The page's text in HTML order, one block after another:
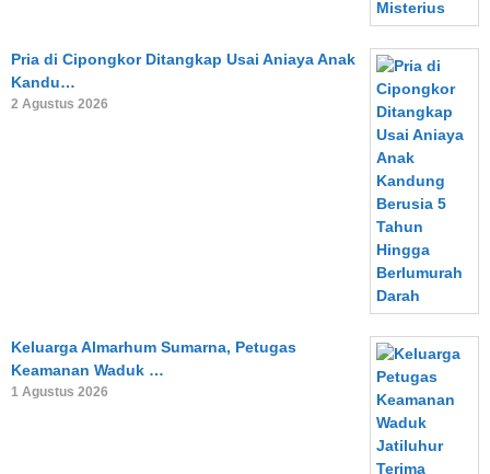
Pria di Cipongkor Ditangkap Usai Aniaya Anak
Kandu…
2 Agustus 2026
Keluarga Almarhum Sumarna, Petugas
Keamanan Waduk …
1 Agustus 2026